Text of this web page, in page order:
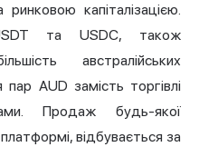
капіталізацією.
та USDC, також
австралійських
AUD замість торгівлі
Продаж будь-якої
відбувається за